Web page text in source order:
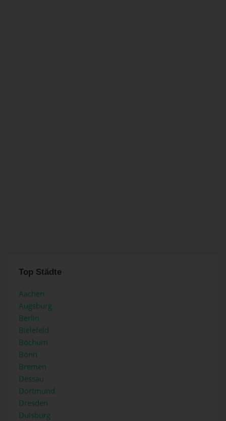
Top Städte
Aachen
Augsburg
Berlin
Bielefeld
Bochum
Bonn
Bremen
Dessau
Dortmund
Dresden
Duisburg